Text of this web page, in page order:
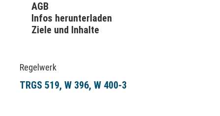
Asbestverbot nach der REACH-Verordnung
Chemikaliensanktionsverordnung, Gefahrstoffverordnung und
TRGS 519
Arbeitsverfahren
Hinweise zu Verwendungsbeschränkungen:
zulässige und unzulässige Tätigkeiten und Arbeitsweisen
AGB
Infos herunterladen
Ziele und Inhalte
Regelwerk
TRGS 519 W 396 W 400-3